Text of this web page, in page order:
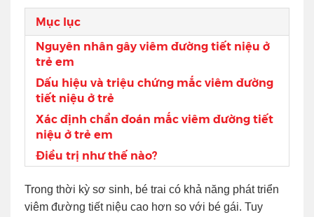
Mục lục
Nguyên nhân gây viêm đường tiết niệu ở
trẻ em
Dấu hiệu và triệu chứng mắc viêm đường
tiết niệu ở trẻ
Xác định chẩn đoán mắc viêm đường tiết
niệu ở trẻ em
Điều trị như thế nào?
Trong thời kỳ sơ sinh, bé trai có khả năng phát triển
viêm đường tiết niệu cao hơn so với bé gái. Tuy